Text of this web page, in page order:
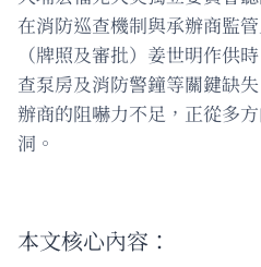
在消防巡查機制與承辦商監
（牌照及審批）姜世明作供
查泵房及消防警鐘等關鍵缺
辦商的阻嚇力不足，正從多
洞。
本文核心內容：